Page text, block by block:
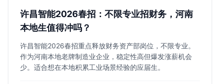
许昌智能2026春招：不限专业招财务，河南
本地生值得冲吗？
许昌智能2026春招重点释放财务资产部岗位，不限专业。
作为河南本地老牌制造业企业，稳定性高但爆发涨薪机会
少。适合想在本地积累工业场景经验的应届生。